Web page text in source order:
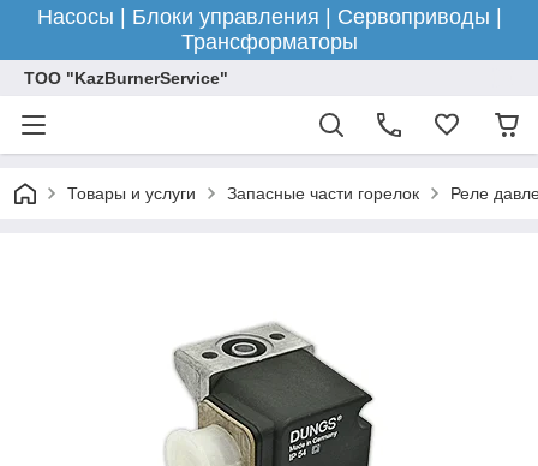
Насосы | Блоки управления | Сервоприводы |
Трансформаторы
ТОО "KazBurnerService"
Товары и услуги Запасные части горелок Реле